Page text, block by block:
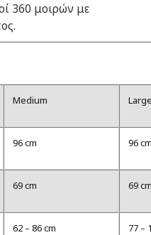
360 μοιρών με
Medium
96 cm 96
69 cm 69
62 – 86 cm 77 –